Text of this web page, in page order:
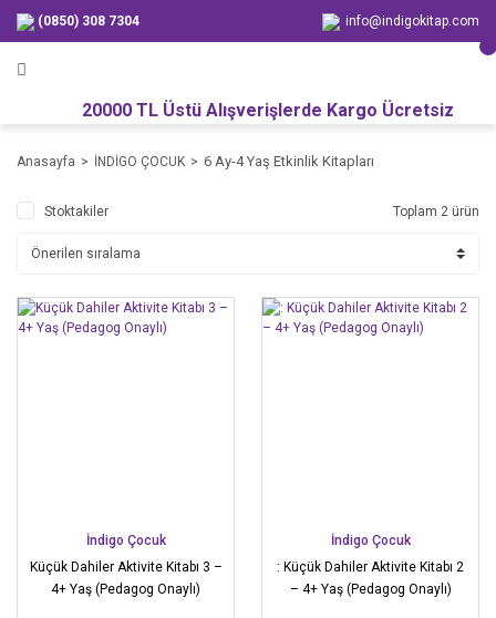
(0850) 308 7304 info@indigokitap.com
20000 TL Üstü Alışverişlerde Kargo Ücretsiz
Anasayfa İNDİGO ÇOCUK 6 Ay-4 Yaş Etkinlik Kitapları
Stoktakiler Toplam 2 ürün
İndigo Çocuk
Küçük Dahiler Aktivite Kitabı 3 –
4+ Yaş (Pedagog Onaylı)
İndigo Çocuk
: Küçük Dahiler Aktivite Kitabı 2
– 4+ Yaş (Pedagog Onaylı)